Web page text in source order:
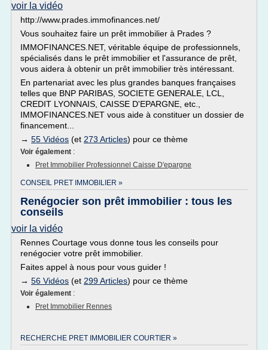
voir la vidéo
http://www.prades.immofinances.net/
Vous souhaitez faire un prêt immobilier à Prades ?
IMMOFINANCES.NET, véritable équipe de professionnels,
spécialisés dans le prêt immobilier et l'assurance de prêt,
vous aidera à obtenir un prêt immobilier très intéressant.
En partenariat avec les plus grandes banques françaises
telles que BNP PARIBAS, SOCIETE GENERALE, LCL,
CREDIT LYONNAIS, CAISSE D'EPARGNE, etc.,
IMMOFINANCES.NET vous aide à constituer un dossier de
financement...
→ 55 Vidéos (et 273 Articles) pour ce thème
Voir également :
Pret Immobilier Professionnel Caisse D'epargne
CONSEIL PRET IMMOBILIER »
Renégocier son prêt immobilier : tous les
conseils
voir la vidéo
Rennes Courtage vous donne tous les conseils pour
renégocier votre prêt immobilier.
Faites appel à nous pour vous guider !
→ 56 Vidéos (et 299 Articles) pour ce thème
Voir également :
Pret Immobilier Rennes
RECHERCHE PRET IMMOBILIER COURTIER »